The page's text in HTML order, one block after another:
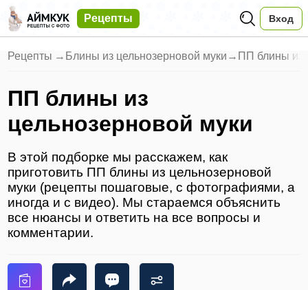
Рецепты Вход
Рецепты → Блины из цельнозерновой муки → ПП блины из
ПП блины из
цельнозерновой муки
В этой подборке мы расскажем, как
приготовить ПП блины из цельнозерновой
муки (рецепты пошаговые, с фотографиями, а
иногда и с видео). Мы стараемся объяснить
все нюансы и ответить на все вопросы и
комментарии.